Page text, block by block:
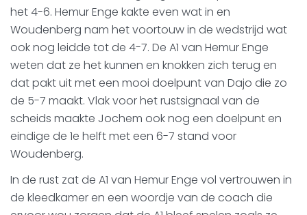
het 4-6. Hemur Enge kakte even wat in en
Woudenberg nam het voortouw in de wedstrijd wat
ook nog leidde tot de 4-7. De A1 van Hemur Enge
weten dat ze het kunnen en knokken zich terug en
dat pakt uit met een mooi doelpunt van Dajo die zo
de 5-7 maakt. Vlak voor het rustsignaal van de
scheids maakte Jochem ook nog een doelpunt en
eindige de 1e helft met een 6-7 stand voor
Woudenberg.
In de rust zat de A1 van Hemur Enge vol vertrouwen in
de kleedkamer en een woordje van de coach die